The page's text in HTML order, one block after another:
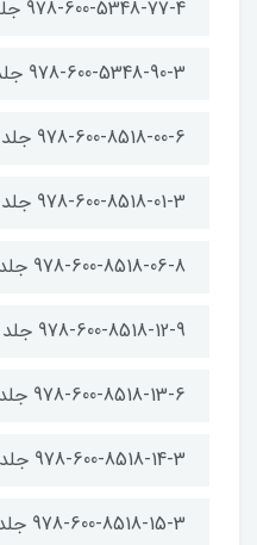
978-600-5348-77-4 جلد پنجم
978-600-5348-90-3 جلد ششم
978-600-8518-00-6 جلد هفتم
978-600-8518-01-3 جلد هشتم
978-600-8518-06-8 جلد نهم
978-600-8518-12-9 جلد دهم
978-600-8518-13-6 جلد یازدهم
978-600-8518-14-3 جلد دوازدهم
978-600-8518-15-3 جلد سیزدهم